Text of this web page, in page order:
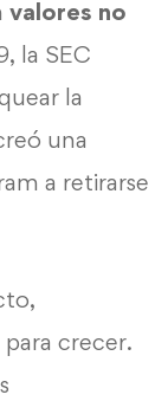
valores no
la SEC
la
una
a retirarse
para crecer.